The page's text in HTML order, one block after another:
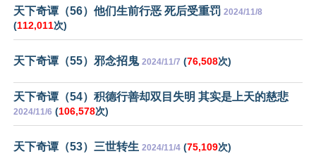
天下奇谭（56）他们生前行恶 死后受重罚 2024/11/8
(112,011次)
天下奇谭（55）邪念招鬼 2024/11/7 (76,508次)
天下奇谭（54）积德行善却双目失明 其实是上天的慈悲
2024/11/6 (106,578次)
天下奇谭（53）三世转生 2024/11/4 (75,109次)